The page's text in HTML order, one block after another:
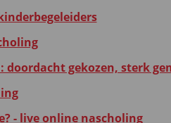
gekozen, sterk
- live online nascholing